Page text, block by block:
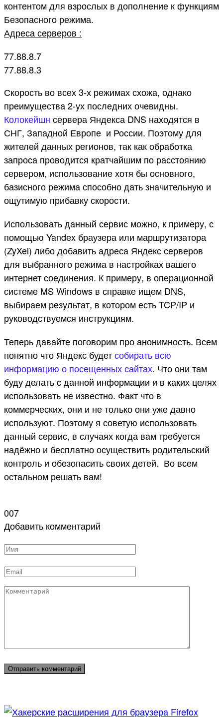
контентом для взрослых в дополнение к функциям
Безопасного режима.
Адреса серверов :
77.88.8.7
77.88.8.3
Скорость во всех 3-х режимах схожа, однако
преимущества 2-ух последних очевидны.
Колокейшн сервера Яндекса DNS находятся в
СНГ, Западной Европе и России. Поэтому для
жителей данных регионов, так как обработка
запроса проводится кратчайшим по расстоянию
сервером, использование хотя бы основного,
базисного режима способно дать значительную и
ощутимую прибавку скорости.
Использовать данный сервис можно, к примеру, с
помощью Yandex браузера или маршрутизатора
(ZyXel) либо добавить адреса Яндекс серверов
для выбранного режима в настройках вашего
интернет соединения. К примеру, в операционной
системе MS Windows в справке ищем DNS,
выбираем результат, в котором есть TCP/IP и
руководствуемся инструкциям.
Теперь давайте поговорим про анонимность. Всем
понятно что Яндекс будетсобирать всю
информацию о посещенных сайтах. Что они там
буду делать с данной информации и в каких целях
использовать не известно. Факт что в
коммерческих, они и не только они уже давно
используют. Поэтому я советую использовать
данный сервис, в случаях когда вам требуется
надёжно и бесплатно осуществить родительский
контроль и обезопасить своих детей. Во всем
остальном решать вам!
007
Добавить комментарий
Имя
Email
Комментарий